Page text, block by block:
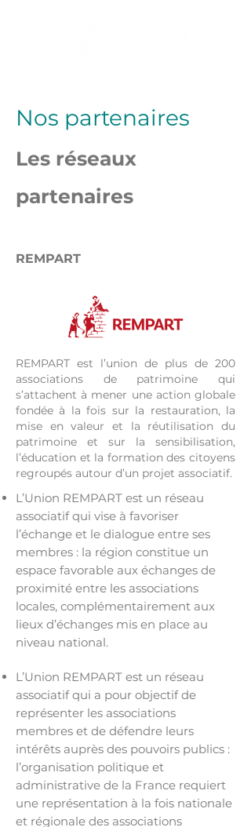
Nos partenaires
Les réseaux
partenaires
REMPART
REMPART est l’union de plus de 200
associations de patrimoine qui
s’attachent à mener une action globale
fondée à la fois sur la restauration, la
mise en valeur et la réutilisation du
patrimoine et sur la sensibilisation,
l’éducation et la formation des citoyens
regroupés autour d’un projet associatif.
L’Union REMPART est un réseau
associatif qui vise à favoriser
l’échange et le dialogue entre ses
membres : la région constitue un
espace favorable aux échanges de
proximité entre les associations
locales, complémentairement aux
lieux d’échanges mis en place au
niveau national.
L’Union REMPART est un réseau
associatif qui a pour objectif de
représenter les associations
membres et de défendre leurs
intérêts auprès des pouvoirs publics :
l’organisation politique et
administrative de la France requiert
une représentation à la fois nationale
et régionale des associations